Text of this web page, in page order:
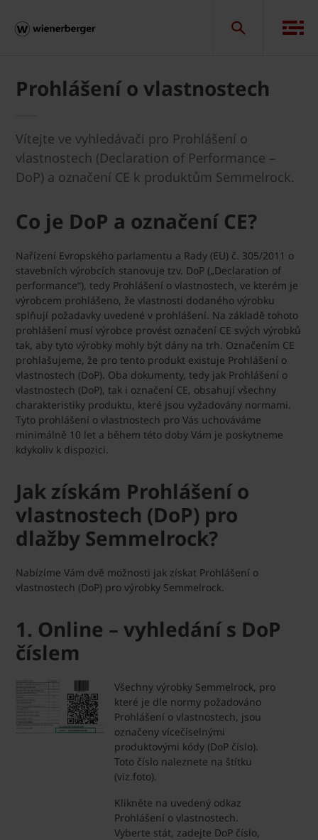
Prohlášení o vlastnostech
Vítejte ve vyhledávači pro Prohlášení o
vlastnostech (Declaration of Performance –
DoP) a označení CE k produktům Semmelrock.
Co je DoP a označení CE?
Nařízení Evropského parlamentu a Rady (EU) č. 305/2011 o
stavebních výrobcích stanovuje tzv. DoP („Declaration of
performance“), tedy Prohlášení o vlastnostech, ve kterém je
výrobcem prohlášeno, že vlastnosti dodaného výrobku
splňují požadavky uvedené v prohlášení. Na základě tohoto
prohlášení musí výrobce provést označení CE svých výrobků
tak, aby tyto výrobky mohly být dány na trh. Označením CE
prohlašujeme, že pro tento produkt existuje Prohlášení o
vlastnostech (DoP). Oba dokumenty, tedy jak Prohlášení o
vlastnostech (DoP), tak i označení CE, obsahují všechny
charakteristiky produktu, které jsou vyžadovány normami.
Tyto prohlášení o vlastnostech pro Vás uchováváme
minimálně 10 let a během této doby Vám je poskytneme
kdykoliv k dispozici.
Jak získám Prohlášení o
vlastnostech (DoP) pro
dlažby Semmelrock?
Nabízíme Vám dvě možnosti jak získat Prohlášení o
vlastnostech (DoP) pro výrobky Semmelrock.
1. Online – vyhledání s DoP
číslem
Všechny výrobky Semmelrock, pro
které je dle normy požadováno
Prohlášení o vlastnostech, jsou
označeny vícečíselnými
produktovými kódy (DoP číslo).
Toto číslo naleznete na štítku
(viz.foto).
Klikněte na uvedený odkaz
Prohlášení o vlastnostech.
Vyberte stát, zadejte DoP číslo,